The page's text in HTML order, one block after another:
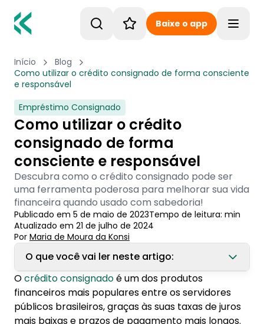
Baixe o app
Início
Blog
Como utilizar o crédito consignado de forma consciente
e responsável
Empréstimo Consignado
Como utilizar o crédito
consignado de forma
consciente e responsável
Descubra como o crédito consignado pode ser
uma ferramenta poderosa para melhorar sua vida
financeira quando usado com sabedoria!
Publicado em 5 de maio de 2023Tempo de leitura: min
Atualizado em 21 de julho de 2024
Por Maria de Moura da Konsi
O que você vai ler neste artigo:
1. O que é o crédito consignado
2. Vantagens do crédito consignado
Ocrédito consignadoé um dos produtos
financeiros mais populares entre os servidores
públicos brasileiros, graças às suas taxas de juros
mais baixas e prazos de pagamento mais longos.